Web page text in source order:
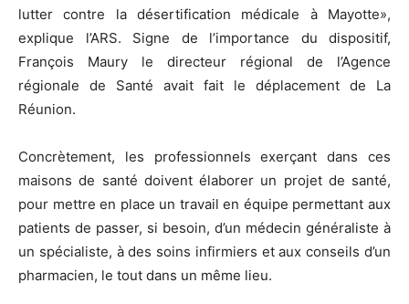
lutter contre la désertification médicale à Mayotte»,
explique l’ARS. Signe de l’importance du dispositif,
François Maury le directeur régional de l’Agence
régionale de Santé avait fait le déplacement de La
Réunion.
Concrètement, les professionnels exerçant dans ces
maisons de santé doivent élaborer un projet de santé,
pour mettre en place un travail en équipe permettant aux
patients de passer, si besoin, d’un médecin généraliste à
un spécialiste, à des soins infirmiers et aux conseils d’un
pharmacien, le tout dans un même lieu.